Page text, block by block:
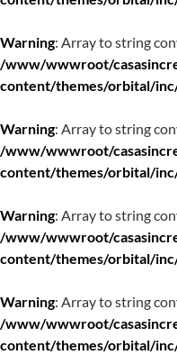
Warning: Array to string
/www/wwwroot/
content/themes/orbital/
Warning: Array to string
/www/wwwroot/
content/themes/orbital/
Warning: Array to string
/www/wwwroot/
content/themes/orbital/
Warning: Array to string
/www/wwwroot/
content/themes/orbital/